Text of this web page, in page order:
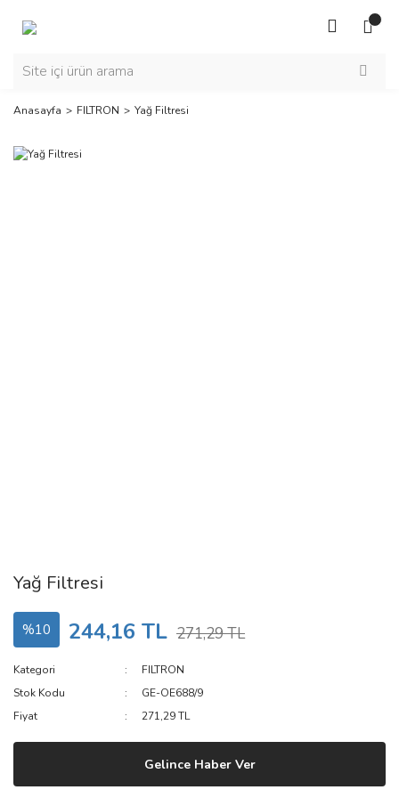
Anasayfa FILTRON Yağ Filtresi
Yağ Filtresi
%10 244,16 TL 271,29 TL
Kategori
FILTRON
Stok Kodu
GE-OE688/9
Fiyat
271,29 TL
Gelince Haber Ver